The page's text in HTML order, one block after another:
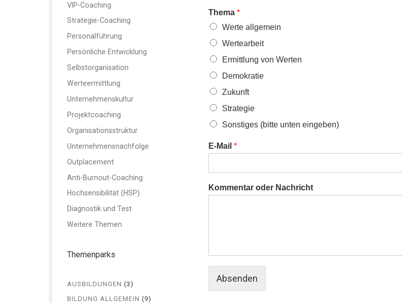
Thema *
Werte allgemein
Wertearbeit
Ermittlung von Werten
Demokratie
Zukunft
Strategie
Sonstiges (bitte unten eingeben)
E-Mail *
Kommentar oder Nachricht
Absenden
VIP-Coaching
Strategie-Coaching
Personalführung
Persönliche Entwicklung
Selbstorganisation
Werteermittlung
Unternehmenskultur
Projektcoaching
Organisationsstruktur
Unternehmensnachfolge
Outplacement
Anti-Burnout-Coaching
Hochsensibilität (HSP)
Diagnostik und Test
Weitere Themen
Themenparks
AUSBILDUNGEN (3)
BILDUNG ALLGEMEIN (9)